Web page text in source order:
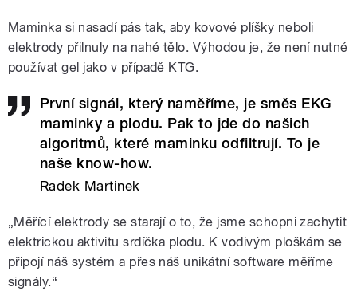
Maminka si nasadí pás tak, aby kovové plíšky neboli
elektrody přilnuly na nahé tělo. Výhodou je, že není nutné
používat gel jako v případě KTG.
První signál, který naměříme, je směs EKG
maminky a plodu. Pak to jde do našich
algoritmů, které maminku odfiltrují. To je
naše know-how.
Radek Martinek
„Měřící elektrody se starají o to, že jsme schopni zachytit
elektrickou aktivitu srdíčka plodu. K vodivým ploškám se
připojí náš systém a přes náš unikátní software měříme
signály.“